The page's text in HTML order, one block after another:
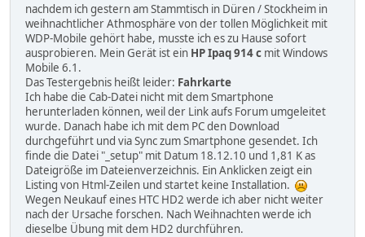
nachdem ich gestern am Stammtisch in Düren / Stockheim in
weihnachtlicher Athmosphäre von der tollen Möglichkeit mit
WDP-Mobile gehört habe, musste ich es zu Hause sofort
ausprobieren. Mein Gerät ist ein HP Ipaq 914 c mit Windows
Mobile 6.1.
Das Testergebnis heißt leider: Fahrkarte
Ich habe die Cab-Datei nicht mit dem Smartphone
herunterladen können, weil der Link aufs Forum umgeleitet
wurde. Danach habe ich mit dem PC den Download
durchgeführt und via Sync zum Smartphone gesendet. Ich
finde die Datei "_setup" mit Datum 18.12.10 und 1,81 K as
Dateigröße im Dateienverzeichnis. Ein Anklicken zeigt ein
Listing von Html-Zeilen und startet keine Installation.
Wegen Neukauf eines HTC HD2 werde ich aber nicht weiter
nach der Ursache forschen. Nach Weihnachten werde ich
dieselbe Übung mit dem HD2 durchführen.